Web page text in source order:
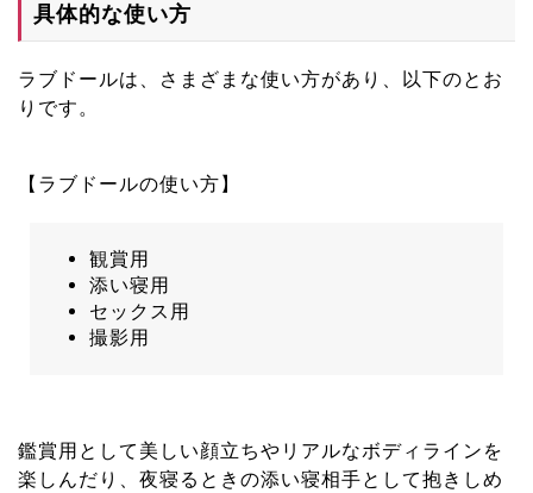
具体的な使い方
ラブドールは、さまざまな使い方があり、以下のとお
りです。
【ラブドールの使い方】
観賞用
添い寝用
セックス用
撮影用
鑑賞用として美しい顔立ちやリアルなボディラインを
楽しんだり、夜寝るときの添い寝相手として抱きしめ